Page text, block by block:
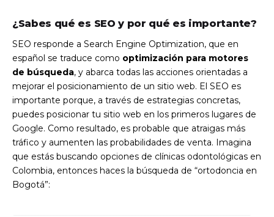
¿Sabes qué es SEO y por qué es importante?
SEO responde a Search Engine Optimization, que en
español se traduce como optimización para motores
de búsqueda, y abarca todas las acciones orientadas a
mejorar el posicionamiento de un sitio web. El SEO es
importante porque, a través de estrategias concretas,
puedes posicionar tu sitio web en los primeros lugares de
Google. Como resultado, es probable que atraigas más
tráfico y aumenten las probabilidades de venta. Imagina
que estás buscando opciones de clínicas odontológicas en
Colombia, entonces haces la búsqueda de “ortodoncia en
Bogotá”: